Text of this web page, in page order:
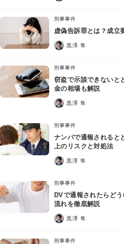
刑事事件
虚偽告訴罪とは？成立
黒澤 隼
刑事事件
窃盗で示談できないと
金の相場も解説
黒澤 隼
刑事事件
ナンパで通報されると
上のリスクと対処法
黒澤 隼
刑事事件
DVで通報されたらど
流れを徹底解説
黒澤 隼
刑事事件